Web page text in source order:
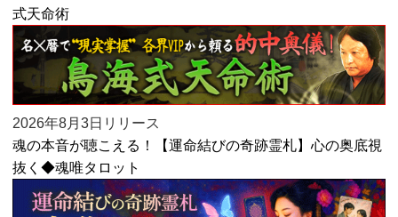
式天命術
2026年8月3日リリース
魂の本音が聴こえる！【運命結びの奇跡霊札】心の奥底視
抜く◆魂唯タロット